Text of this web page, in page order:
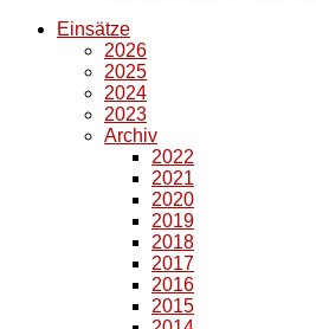
Einsätze
2026
2025
2024
2023
Archiv
2022
2021
2020
2019
2018
2017
2016
2015